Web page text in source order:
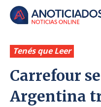
Tenés que Leer
Carrefour
Argentina